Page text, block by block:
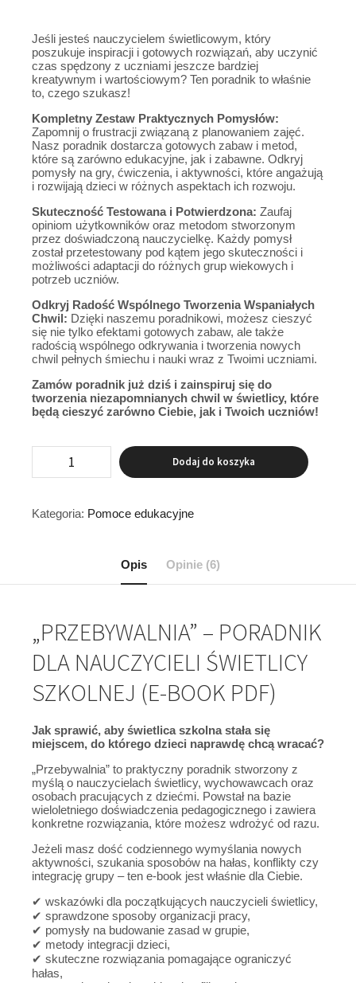
Jeśli jesteś nauczycielem świetlicowym, który
poszukuje inspiracji i gotowych rozwiązań, aby uczynić
czas spędzony z uczniami jeszcze bardziej
kreatywnym i wartościowym? Ten poradnik to właśnie
to, czego szukasz!
Kompletny Zestaw Praktycznych Pomysłów:
Zapomnij o frustracji związaną z planowaniem zajęć.
Nasz poradnik dostarcza gotowych zabaw i metod,
które są zarówno edukacyjne, jak i zabawne. Odkryj
pomysły na gry, ćwiczenia, i aktywności, które angażują
i rozwijają dzieci w różnych aspektach ich rozwoju.
Skuteczność Testowana i Potwierdzona: Zaufaj
opiniom użytkowników oraz metodom stworzonym
przez doświadczoną nauczycielkę. Każdy pomysł
został przetestowany pod kątem jego skuteczności i
możliwości adaptacji do różnych grup wiekowych i
potrzeb uczniów.
Odkryj Radość Wspólnego Tworzenia Wspaniałych
Chwil: Dzięki naszemu poradnikowi, możesz cieszyć
się nie tylko efektami gotowych zabaw, ale także
radością wspólnego odkrywania i tworzenia nowych
chwil pełnych śmiechu i nauki wraz z Twoimi uczniami.
Zamów poradnik już dziś i zainspiruj się do
tworzenia niezapomnianych chwil w świetlicy, które
będą cieszyć zarówno Ciebie, jak i Twoich uczniów!
Dodaj do koszyka
Kategoria: Pomoce edukacyjne
Opis Opinie (6)
„PRZEBYWALNIA” – PORADNIK
DLA NAUCZYCIELI ŚWIETLICY
SZKOLNEJ (E-BOOK PDF)
Jak sprawić, aby świetlica szkolna stała się
miejscem, do którego dzieci naprawdę chcą wracać?
„Przebywalnia” to praktyczny poradnik stworzony z
myślą o nauczycielach świetlicy, wychowawcach oraz
osobach pracujących z dziećmi. Powstał na bazie
wieloletniego doświadczenia pedagogicznego i zawiera
konkretne rozwiązania, które możesz wdrożyć od razu.
Jeżeli masz dość codziennego wymyślania nowych
aktywności, szukania sposobów na hałas, konflikty czy
integrację grupy – ten e-book jest właśnie dla Ciebie.
✔ wskazówki dla początkujących nauczycieli świetlicy,
✔ sprawdzone sposoby organizacji pracy,
✔ pomysły na budowanie zasad w grupie,
✔ metody integracji dzieci,
✔ skuteczne rozwiązania pomagające ograniczyć
hałas,